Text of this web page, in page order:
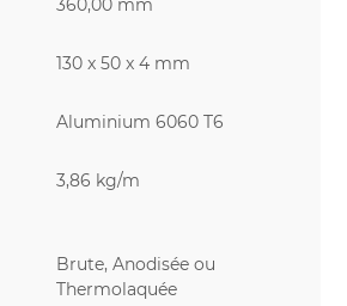
360,00 mm
130 x 50 x 4 mm
Aluminium 6060 T6
3,86 kg/m
Brute, Anodisée ou
Thermolaquée